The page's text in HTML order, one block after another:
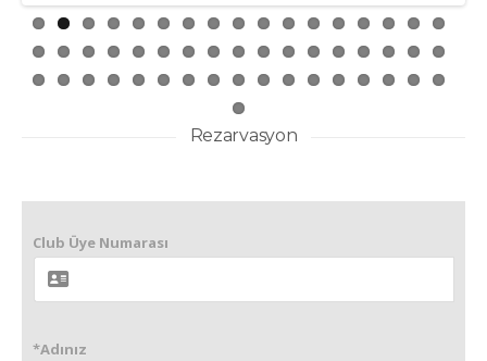
Rezarvasyon
Club Üye Numarası
*Adınız